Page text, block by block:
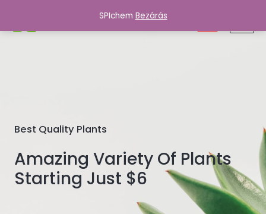
SPIchem Bezárás
Best Quality Plants
Amazing Variety Of Plants
Starting Just $6